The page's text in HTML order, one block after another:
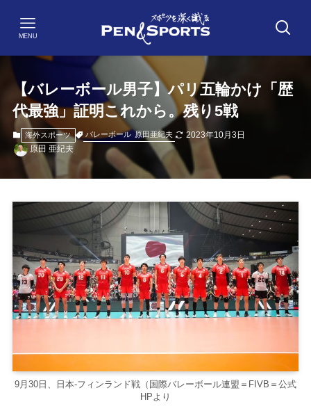
MENU
【バレーボール男子】パリ五輪かけ「歴
代最強」証明これから。残り5戦
海外スポーツ バレーボール 原田亜紀夫
2023年10月3日
原田 亜紀夫
9月30日、日本-フィンランド戦（国際バレーボール連盟＝FIVB＝公式
HPより